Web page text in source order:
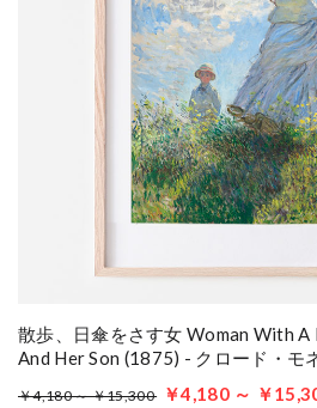
散歩、日傘をさす女 Woman With
And Her Son (1875) - クロード・モ
￥4,180 ～ ￥15,300 ￥4,180 ～ ￥